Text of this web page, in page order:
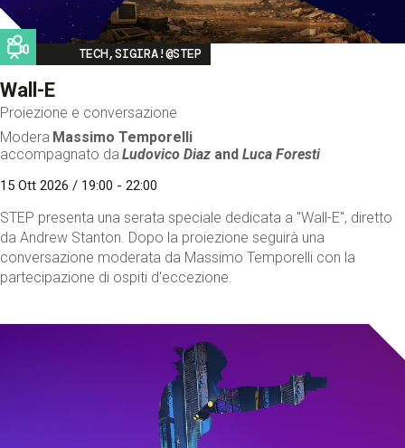
Image
TECH,SIGIRA!@STEP
Wall-E
Proiezione e conversazione
Modera Massimo Temporelli
accompagnato da Ludovico Diaz andLuca Foresti
15 Ott 2026 / 19:00 - 22:00
STEP presenta una serata speciale dedicata a "Wall-E", diretto
da Andrew Stanton. Dopo la proiezione seguirà una
conversazione moderata da Massimo Temporelli con la
partecipazione di ospiti d'eccezione.